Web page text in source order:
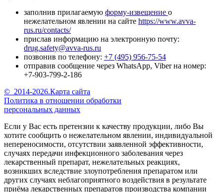
заполнив прилагаемую форму-извещение о
нежелательном явлении на сайте https://www.avva-
rus.ru/contacts/
прислав информацию на электронную почту:
drug.safety@avva-rus.ru
позвонив по телефону: +7 (495) 956-75-54
отправив сообщение через WhatsApp, Viber на номер:
+7-903-799-2-186
© 2014-2026.Карта сайта
Политика в отношении обработки
персональных данных
Если у Вас есть претензии к качеству продукции, либо Вы
хотите сообщить о нежелательном явлении, индивидуальной
непереносимости, отсутствии заявленной эффективности,
случаях передачи инфекционного заболевания через
лекарственный препарат, нежелательных реакциях,
возникших вследствие злоупотребления препаратом или
других случаях неблагоприятного воздействия в результате
приёма лекарственных препаратов производства компании